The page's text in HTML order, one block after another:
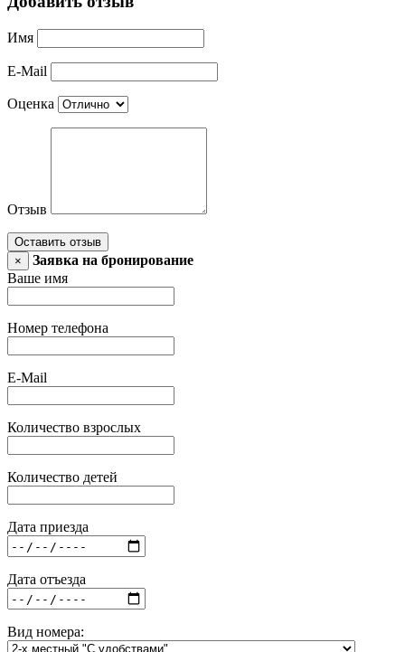
Имя
E-Mail
Оценка
Отзыв
Оставить отзыв
×
Заявка на бронирование
Ваше имя
Номер телефона
E-Mail
Количество взрослых
Количество детей
Дата приезда
Дата отъезда
Вид номера: